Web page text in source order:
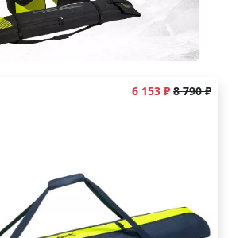
6 153 ₽ 8 790 ₽